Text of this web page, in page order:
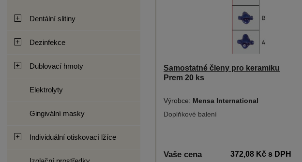
Dentální slitiny
Dezinfekce
Dublovací hmoty
Elektrolyty
Gingivální masky
Individuální otiskovací lžíce
Samostatné členy pro keramiku
Prem 20 ks
Výrobce: Mensa International
Doplňkové balení
Vaše cena 372,08 Kč s DPH